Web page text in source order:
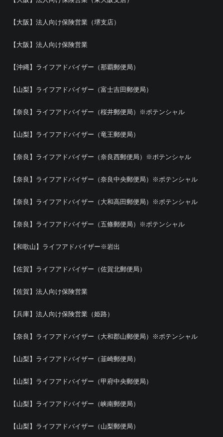
【大阪】法人向け保険営業（堺支店）
【大阪】法人向け保険営業
【沖縄】ライフアドバイザー（那覇郵便局）
【山梨】ライフアドバイザー（富士吉田郵便局）
【奈良】ライフアドバイザー（桜井郵便局）※ポテンシャル
【山梨】ライフアドバイザー（竜王郵便局）
【奈良】ライフアドバイザー（奈良西郵便局）※ポテンシャル
【奈良】ライフアドバイザー（奈良中央郵便局）※ポテンシャル
【奈良】ライフアドバイザー（大和高田郵便局）※ポテンシャル
【奈良】ライフアドバイザー（五條郵便局）※ポテンシャル
【和歌山】ライフアドバイザー※岩出
【佐賀】ライフアドバイザー（佐賀北郵便局）
【佐賀】法人向け保険営業
【兵庫】法人向け保険営業（姫路）
【奈良】ライフアドバイザー（大和郡山郵便局）※ポテンシャル
【山梨】ライフアドバイザー（韮崎郵便局）
【山梨】ライフアドバイザー（甲府中央郵便局）
【山梨】ライフアドバイザー（峡南郵便局）
【山梨】ライフアドバイザー（山梨郵便局）